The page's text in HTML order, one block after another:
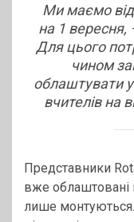
Ми маємо
на 1
Для цього
чином
облаштувати у
вчителів на
Представники
вже облаштовані
лише